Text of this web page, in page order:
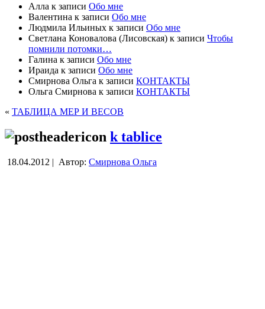
Алла к записи Обо мне
Валентина к записи Обо мне
Людмила Ильиных к записи Обо мне
Светлана Коновалова (Лисовская) к записи Чтобы
помнили потомки…
Галина к записи Обо мне
Ираида к записи Обо мне
Смирнова Ольга к записи КОНТАКТЫ
Ольга Смирнова к записи КОНТАКТЫ
« ТАБЛИЦА МЕР И ВЕСОВ
k tablice
18.04.2012 | Автор: Смирнова Ольга